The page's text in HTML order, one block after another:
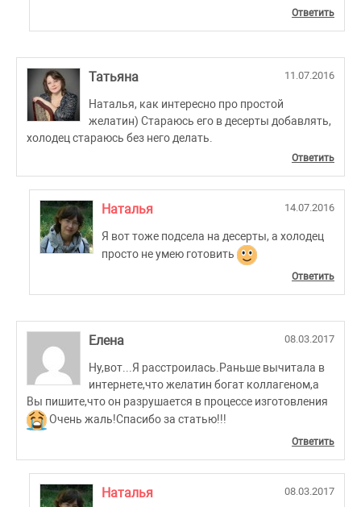
Ответить
Татьяна 11.07.2016
Наталья, как интересно про простой
желатин) Стараюсь его в десерты добавлять,
холодец стараюсь без него делать.
Ответить
Наталья 14.07.2016
Я вот тоже подсела на десерты, а холодец
просто не умею готовить
Ответить
Елена 08.03.2017
Ну,вот...Я расстроилась.Раньше вычитала в
интернете,что желатин богат коллагеном,а
Вы пишите,что он разрушается в процессе изготовления
Очень жаль!Спасибо за статью!!!
Ответить
Наталья 08.03.2017